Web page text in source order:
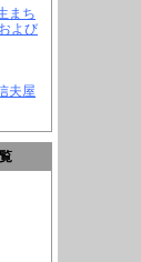
まち
よび
夫屋